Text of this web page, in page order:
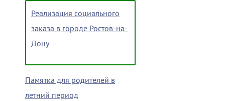
Реализация социального
заказа в городе Ростов-на-
Дону
Памятка для родителей в
летний период